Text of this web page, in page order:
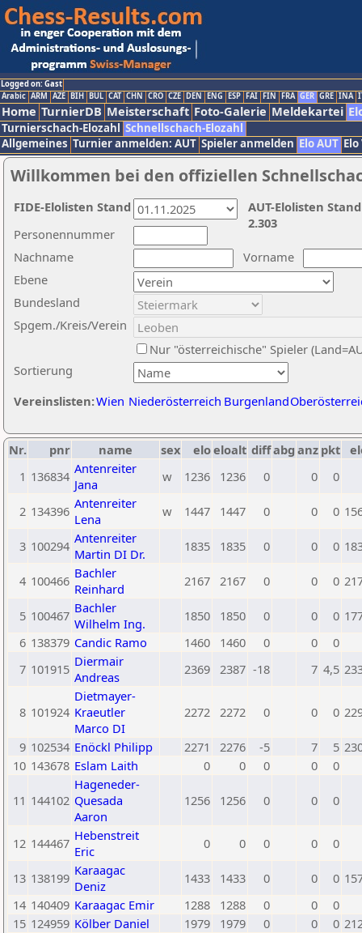
Logged on: Gast
Arabic ARM AZE BIH BUL CAT CHN CRO CZE DEN ENG ESP FAI FIN FRA GER GRE INA
Home TurnierDB Meisterschaft Foto-Galerie Meldekartei
Turnierschach-Elozahl Schnellschach-Elozahl
Allgemeines Turnier anmelden: AUT Spieler anmelden Elo AUT
Willkommen bei den offiziellen
Nachname
Vorname
Ebene
Sortierung
Personennummer
Bundesland
Spgem./Kreis/Verein
Nur "österreichische" Spieler
Vereinslisten:Wien Niederösterreich Burgenland
AUT-Elolisten
2.303
FIDE-Elolisten Stand
Nr. pnr name sex eloeloalt diffabg anz pkt
1 136834 Antenreiter
Jana
w 1236 1236 0 0 0
2 134396 Antenreiter
Lena
w 1447 1447 0 0 0
3 100294 Antenreiter
Martin DI Dr.
1835 1835 0 0 0
4 100466 Bachler
Reinhard
2167 2167 0 0 0
5 100467 Bachler
Wilhelm Ing.
1850 1850 0 0 0
6 138379 Candic Ramo 1460 1460 0 0
0
7 101915 Diermair
Andreas
2369 2387 -18 7 4,5
8 101924
Dietmayer-
Kraeutler
Marco DI
2272 2272 0 0 0
9 102534 Enöckl Philipp 2271 2276 -5 7 5
10 143678 Eslam Laith 0 0 0 0 0
11 144102
Hageneder-
Quesada
Aaron
1256 1256 0 0 0
12 144467 Hebenstreit
Eric
0 0 0 0 0
13 138199 Karaagac
Deniz
1433 1433 0 0 0
14 140409 Karaagac Emir 1288 1288 0 0
0
15 124959 Kölber Daniel 1979 1979 0 0 0